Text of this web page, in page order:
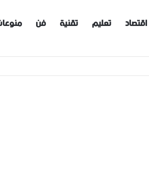
اقتصاد تعليم تقنية فن